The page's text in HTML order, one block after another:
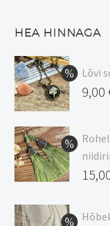
HEA HINNAGA
Lõvi
9,00
kuni
oli: